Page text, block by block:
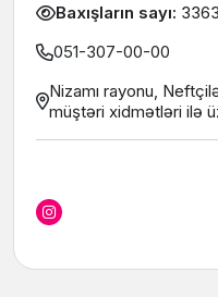
Baxışların sayı:
051-307-00-00
Nizamı rayonu,
müştəri xidmətləri ilə